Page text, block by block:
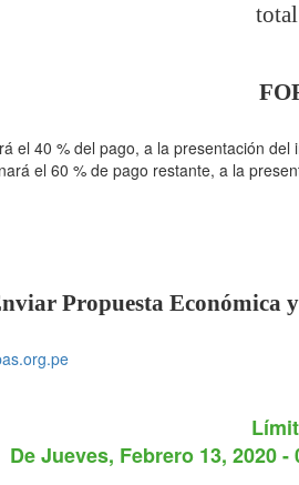
el 40 % del pago, a la presentación del
el 60 % de pago restante, a la
Propuesta Económica
DeJueves, Febrero 13, 2020 -